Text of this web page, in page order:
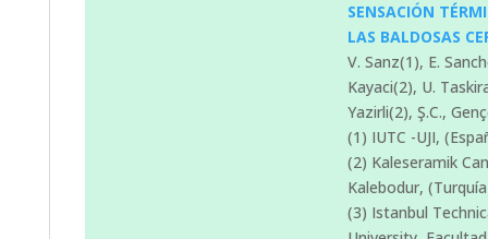
SENSACIÓN
LAS BALDOSAS
V. Sanz(1), E.
Kayaci(2), U.
Yazirli(2), Ş.C.,
(1) IUTC -UJI,
(2) Kaleseramik
Kalebodur,
(3) Istanbul